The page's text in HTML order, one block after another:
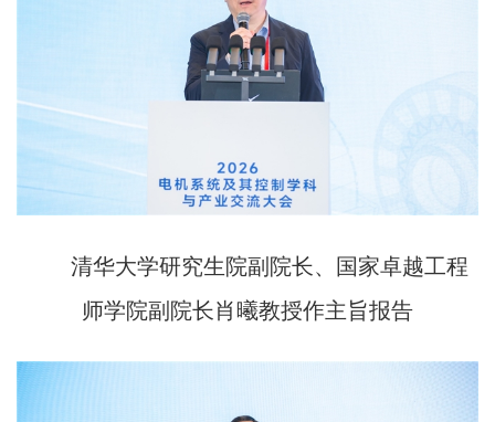
清华大学研究生院副院长、国家卓越工程
师学院副院长肖曦教授作主旨报告